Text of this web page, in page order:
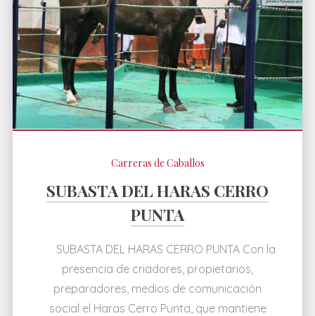
Carreras de Caballos
SUBASTA DEL HARAS CERRO
PUNTA
SUBASTA DEL HARAS CERRO PUNTA Con la
presencia de criadores, propietarios,
preparadores, medios de comunicación
social el Haras Cerro Punta, que mantiene